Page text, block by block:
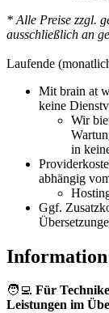
* Alle Preise zzgl.
ausschließlich an
Laufende
Mit brain at
keine
Wir
in
abhängig
Ggf.
🧑‍💻 Für
Leistungen im